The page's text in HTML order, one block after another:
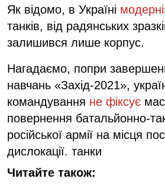
Як відомо, в Україні
танків, від радянських
залишився лише корпус.
Нагадаємо, попри
навчань «Захід-2021»,
командування не фіксує
повернення батальйонно-
російської армії на місця
дислокації. танки
Читайте також: